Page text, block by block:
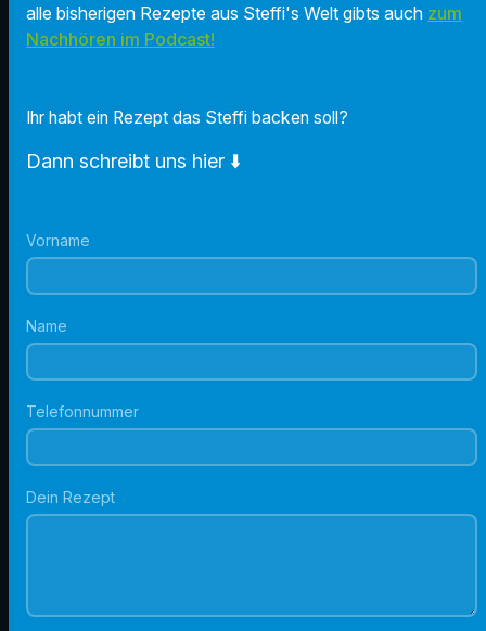
alle bisherigen Rezepte aus Steffi's Welt gibts auch zum
Nachhören im Podcast!
Ihr habt ein Rezept das Steffi backen soll?
Dann schreibt uns hier ⬇️
Vorname
Name
Telefonnummer
Dein Rezept